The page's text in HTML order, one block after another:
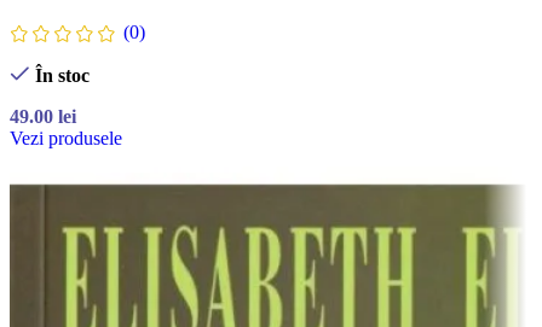
(0)
În stoc
49.00 lei
Vezi produsele